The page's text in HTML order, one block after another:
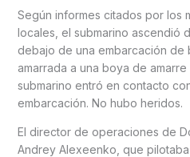
Según informes citados por los
locales, el submarino ascendió
debajo de una embarcación de
amarrada a una boya de
submarino entró en contacto
embarcación. No hubo heridos.
El director de operaciones de
Andrey Alexeenko, que